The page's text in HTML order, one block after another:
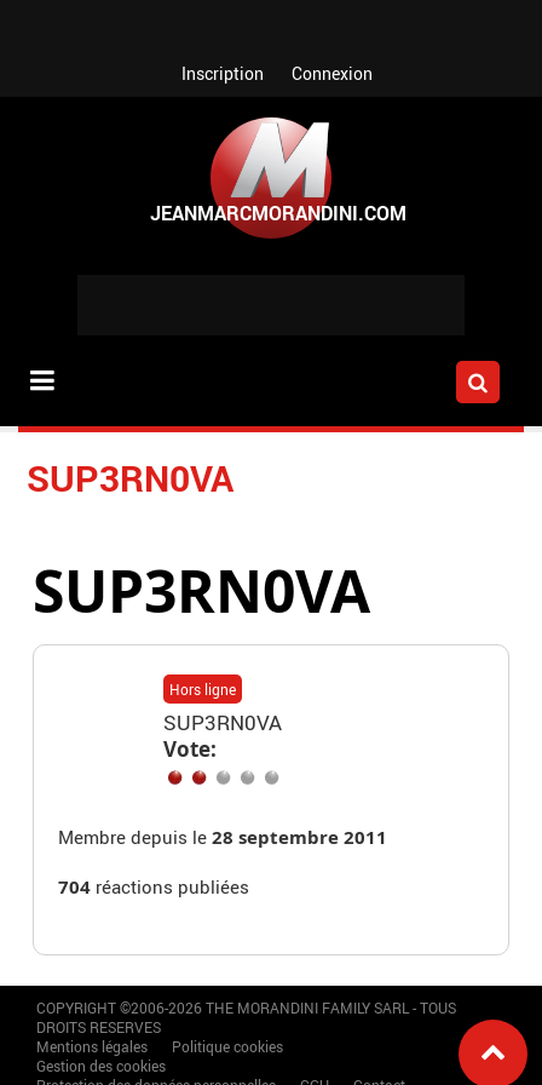
Inscription Connexion
SUP3RN0VA
SUP3RN0VA
Hors ligne
SUP3RN0VA
Vote:
Membre depuis le28 septembre 2011
704 réactions publiées
COPYRIGHT ©2006-2026 THE MORANDINI FAMILY SARL - TOUS
DROITS RESERVES
Mentions légales
Politique cookies
Gestion des cookies